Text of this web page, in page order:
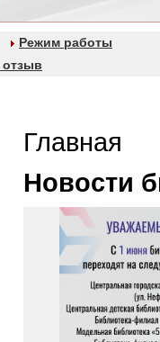
Режим работы
отзыв
Главная
Новости